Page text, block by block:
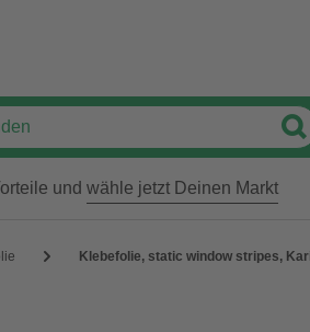
und wähle jetzt Deinen Markt
Klebefolie, static window stripes,